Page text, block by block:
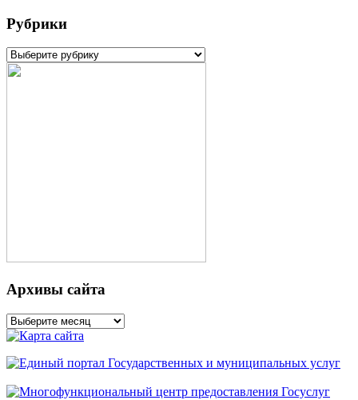
Рубрики
Рубрики
Архивы сайта
Архивы
сайта